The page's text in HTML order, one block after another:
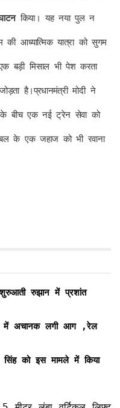
किया। यह नया पुल न
आध्यात्मिक यात्रा को सुगम
बड़ी मिसाल भी पेश करता
है।प्रधानमंत्री मोदी ने
के बीच एक नई ट्रेन सेवा को
बल के एक जहाज को भी रवाना
रुझान में प्रशांत
में अचानक लगी आग ,रेल
सिंह को इस मामले में किया